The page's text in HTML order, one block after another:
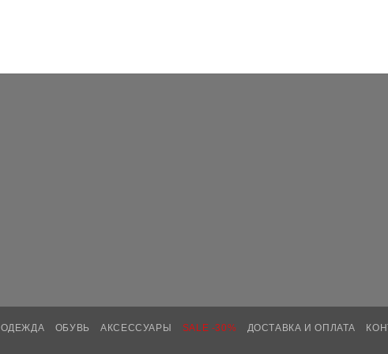
ОДЕЖДА ОБУВЬ АКСЕССУАРЫ SALE -30% ДОСТАВКА И ОПЛАТА